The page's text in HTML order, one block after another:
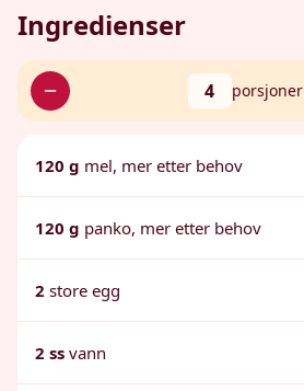
Ingredienser
4 porsjoner
120 g mel, mer etter behov
120 g panko, mer etter behov
2 store egg
2 ss vann